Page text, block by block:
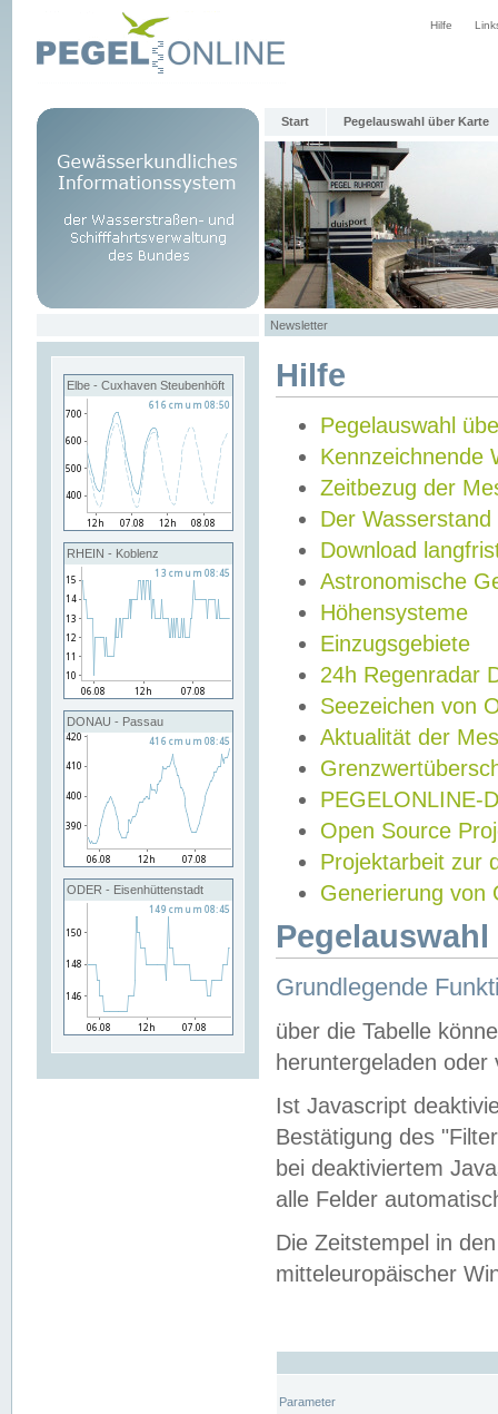
Hilfe
Start Pegelauswahl über Karte
Newsletter
Elbe - Cuxhaven Steubenhöft
RHEIN - Koblenz
DONAU - Passau
ODER - Eisenhüttenstadt
Hilfe
Pegelauswahl
Kennzeichnende
Zeitbezug der
Der Wasserstand
Download
Astronomische
Höhensysteme
Einzugsgebiete
24h Regenradar
Seezeichen von
Aktualität der
PEGELONLINE-
Open Source
Projektarbeit zur
Generierung von
Grundlegende
über die Tabelle
heruntergeladen oder
Ist Javascript
Bestätigung des
bei deaktiviertem
alle Felder
Die Zeitstempel in
mitteleuropäischer
Parameter